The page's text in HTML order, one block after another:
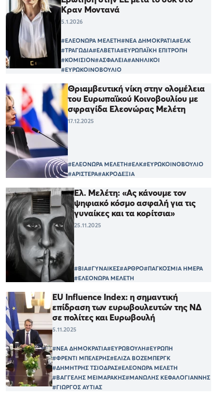
Κραν Μοντανά
5.1.2026
#ΕΛΕΟΝΩΡΑ ΜΕΛΕΤΗ#ΝΕΑ ΔΗΜΟΚΡΑΤΙΑ#ΕΛΚ
#ΤΡΑΓΩΔΙΑ#ΕΛΒΕΤΙΑ#ΕΥΡΩΠΑΪΚΗ ΕΠΙΤΡΟΠΗ
#ΚΟΜΙΣΙΟΝ#ΑΣΦΑΛΕΙΑ#ΑΝΗΛΙΚΟΙ
#ΕΥΡΩΚΟΙΝΟΒΟΥΛΙΟ
Θριαμβευτική νίκη στην ολομέλεια
του Ευρωπαϊκού Κοινοβουλίου με
σφραγίδα Ελεονώρας Μελέτη
17.12.2025
#ΕΛΕΟΝΩΡΑ ΜΕΛΕΤΗ#ΕΛΚ#ΕΥΡΩΚΟΙΝΟΒΟΥΛΙΟ
#ΑΡΙΣΤΕΡΑ#ΑΚΡΟΔΕΞΙΑ
Ελ. Μελέτη: «Ας κάνουμε τον
ψηφιακό κόσμο ασφαλή για τις
γυναίκες και τα κορίτσια»
25.11.2025
#ΒΙΑ#ΓΥΝΑΙΚΕΣ#ΑΡΘΡΟ#ΠΑΓΚΟΣΜΙΑ ΗΜΕΡΑ
#ΕΛΕΟΝΩΡΑ ΜΕΛΕΤΗ
EU Influence Index: η σημαντική
επίδραση των ευρωβουλευτών της ΝΔ
σε πολίτες και Ευρωβουλή
5.11.2025
#ΝΕΑ ΔΗΜΟΚΡΑΤΙΑ#ΕΥΡΩΒΟΥΛΗ#ΕΥΡΩΠΗ
#ΦΡΕΝΤΙ ΜΠΕΛΕΡΗΣ#ΕΛΙΖΑ ΒΟΖΕΜΠΕΡΓΚ
#ΔΗΜΗΤΡΗΣ ΤΣΙΟΔΡΑΣ#ΕΛΕΟΝΩΡΑ ΜΕΛΕΤΗ
#ΒΑΓΓΕΛΗΣ ΜΕΙΜΑΡΑΚΗΣ#ΜΑΝΩΛΗΣ ΚΕΦΑΛΟΓΙΑΝΝΗΣ
#ΓΙΩΡΓΟΣ ΑΥΤΙΑΣ